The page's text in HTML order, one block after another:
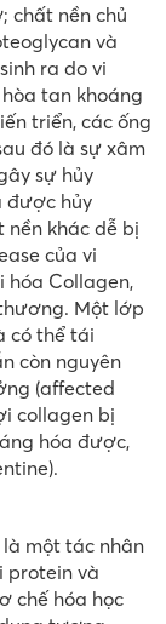
chất nền chủ
và
ra do vi
tan khoáng
triển, các ống
đó là sự xâm
sự hủy
được hủy
nền khác dễ bị
của vi
hóa Collagen,
Một lớp
có thể tái
còn nguyên
(affected
collagen bị
hóa được,
một tác nhân
protein và
chế hóa học